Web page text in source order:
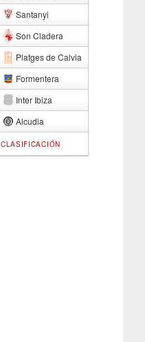
Santanyi
Son Cladera
Platges de Calvia
Formentera
Inter Ibiza
Alcudia
CLASIFICACIÓN